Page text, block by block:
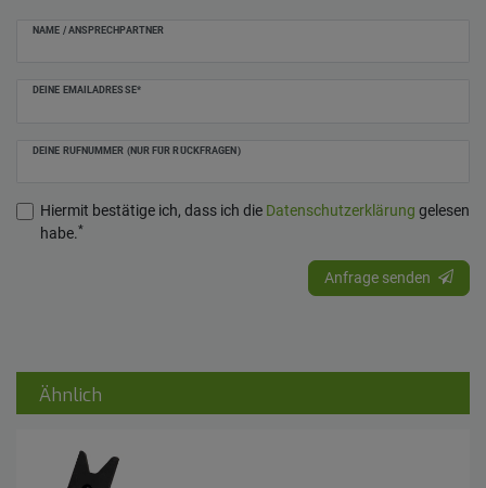
NAME / ANSPRECHPARTNER
DEINE EMAILADRESSE*
DEINE RUFNUMMER (NUR FÜR RÜCKFRAGEN)
Hiermit bestätige ich, dass ich die Daten­schutz­erklärung gelesen
habe.*
Anfrage senden
Ähnlich